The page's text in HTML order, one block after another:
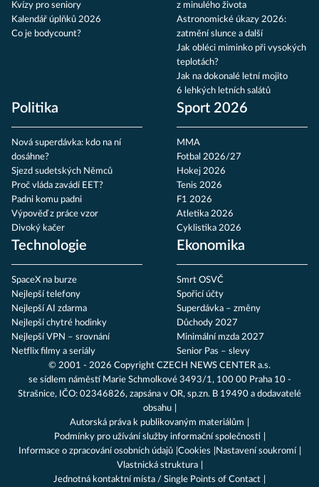
Kvízy pro seniory
Kalendář úplňků 2026
Co je bodycount?
z minulého života
Astronomické úkazy 2026:
zatmění slunce a další
Jak obléci miminko při vysokých
teplotách?
Jak na dokonalé letní mojito
6 lehkých letních salátů
Politika
Nová superdávka: kdo na ní
dosáhne?
Sjezd sudetských Němců
Proč vláda zavádí EET?
Padni komu padni
Výpověď z práce vzor
Divoký kačer
Sport 2026
MMA
Fotbal 2026/27
Hokej 2026
Tenis 2026
F1 2026
Atletika 2026
Cyklistika 2026
Technologie
SpaceX na burze
Nejlepší telefony
Nejlepší AI zdarma
Nejlepší chytré hodinky
Nejlepší VPN – srovnání
Netflix filmy a seriály
Ekonomika
Smrt OSVČ
Spořicí účty
Superdávka – změny
Důchody 2027
Minimální mzda 2027
Senior Pas – slevy
© 2001 - 2026 Copyright CZECH NEWS CENTER a.s.
se sídlem náměstí Marie Schmolkové 3493/1, 100 00 Praha 10 -
Strašnice, IČO: 02346826, zapsána v OR, sp.zn. B 19490 a dodavatelé
obsahu
Autorská práva k publikovaným materiálům
Podmínky pro užívání služby informační společnosti
Informace o zpracování osobních údajů Cookies
Nastavení soukromí
Vlastnická struktura
Jednotná kontaktní místa / Single Points of Contact